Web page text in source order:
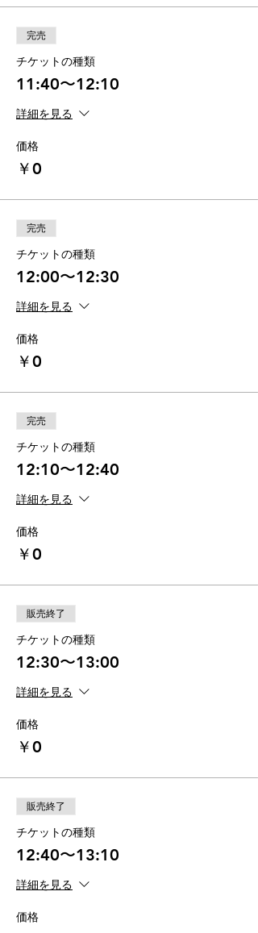
完売
チケットの種類
11:40〜12:10
詳細を見る
価格
￥0
完売
チケットの種類
12:00〜12:30
詳細を見る
価格
￥0
完売
チケットの種類
12:10〜12:40
詳細を見る
価格
￥0
販売終了
チケットの種類
12:30〜13:00
詳細を見る
価格
￥0
販売終了
チケットの種類
12:40〜13:10
詳細を見る
価格